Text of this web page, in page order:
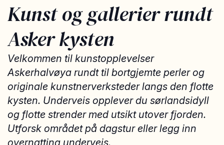
Kunst og gallerier rundt
Asker kysten
Velkommen til kunstopplevelser
Askerhalvøya rundt til bortgjemte perler og
originale kunstnerverksteder langs den flotte
kysten. Underveis opplever du sørlandsidyll
og flotte strender med utsikt utover fjorden.
Utforsk området på dagstur eller legg inn
overnatting underveis.